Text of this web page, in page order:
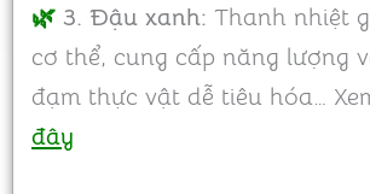
🌿 3. Đậu xanh: Thanh nhiệt
cơ thể, cung cấp năng lượng
đạm thực vật dễ tiêu hóa…
đây